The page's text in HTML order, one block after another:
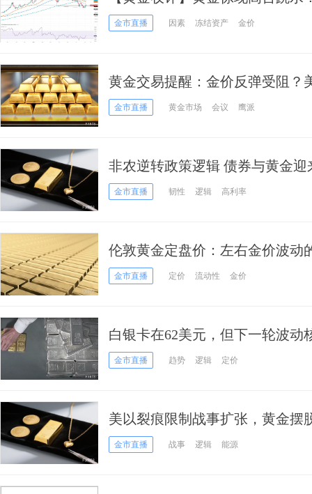
跌 本周紧盯这件大事
金市直播 因素 冻结资产 金价
黄金交易提醒：金价反弹受阻？
4200关口成拉锯主战场
金市直播 黄金市场 会议 鹰派
非农逆转政策逻辑 债券与黄金迎
金市直播 韧性 逻辑 高利率
伦敦黄金定盘价：左右金价波动
金市直播 定价 流动性 金价
白银卡在62美元，但下一轮波动
金市直播 趋势 逻辑 定价
美以裂痕限制战事扩张，黄金摆
金市直播 战事 逻辑 能源